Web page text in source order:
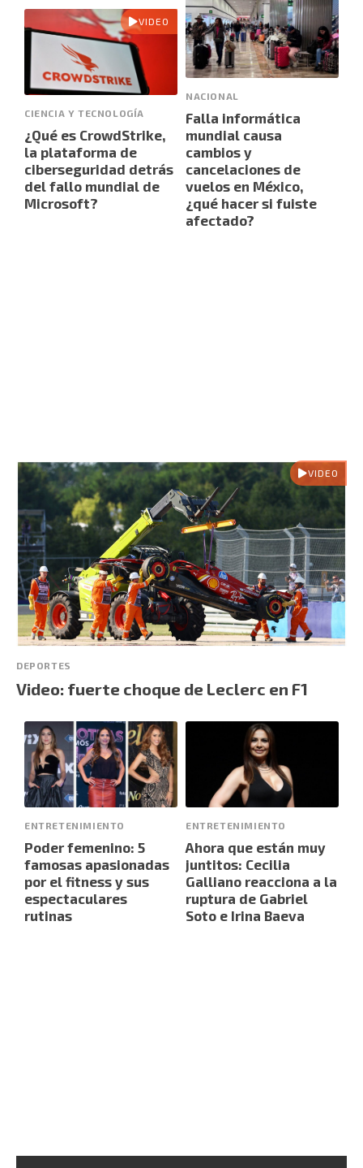
VIDEO
CIENCIA Y TECNOLOGÍA
¿Qué es CrowdStrike,
la plataforma de
ciberseguridad detrás
del fallo mundial de
Microsoft?
NACIONAL
Falla informática
mundial causa
cambios y
cancelaciones de
vuelos en México,
¿qué hacer si fuiste
afectado?
VIDEO
DEPORTES
Video: fuerte choque de Leclerc en F1
ENTRETENIMIENTO
Poder femenino: 5
famosas apasionadas
por el fitness y sus
espectaculares
rutinas
ENTRETENIMIENTO
Ahora que están muy
juntitos: Cecilia
Galliano reacciona a la
ruptura de Gabriel
Soto e Irina Baeva